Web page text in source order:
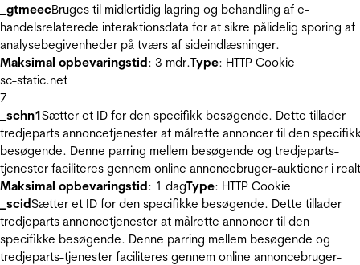
_gtmeecBruges til midlertidig lagring og behandling af e-
handelsrelaterede interaktionsdata for at sikre pålidelig sporing af
analysebegivenheder på tværs af sideindlæsninger.
Maksimal opbevaringstid: 3 mdr.Type: HTTP Cookie
sc-static.net
7
_schn1Sætter et ID for den specifikk besøgende. Dette tillader
tredjeparts annoncetjenester at målrette annoncer til den
besøgende. Denne parring mellem besøgende og tredjeparts-
tjenester faciliteres gennem online annoncebruger-auktioner i
Maksimal opbevaringstid: 1 dagType: HTTP Cookie
_scidSætter et ID for den specifikke besøgende. Dette tillader
tredjeparts annoncetjenester at målrette annoncer til den
specifikke besøgende. Denne parring mellem besøgende og
tredjeparts-tjenester faciliteres gennem online annoncebruger-